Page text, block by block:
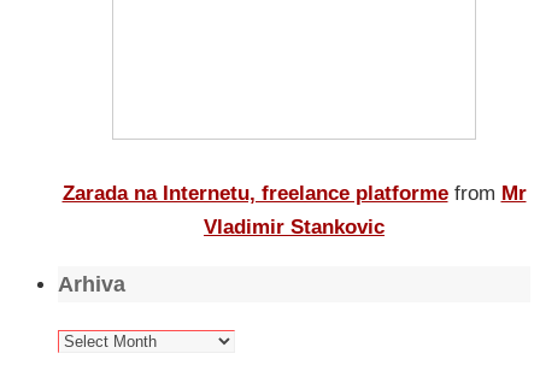
Zarada na Internetu, freelance platforme from Mr
Vladimir Stankovic
Arhiva
Arhiva